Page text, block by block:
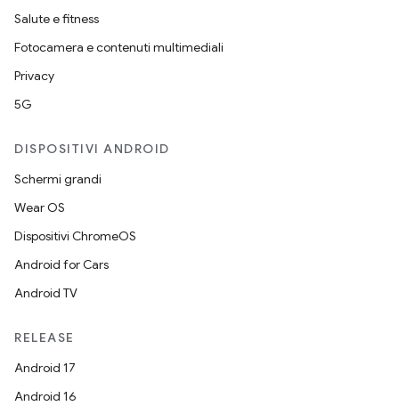
Salute e fitness
Fotocamera e contenuti multimediali
Privacy
5G
DISPOSITIVI ANDROID
Schermi grandi
Wear OS
Dispositivi ChromeOS
Android for Cars
Android TV
RELEASE
Android 17
Android 16